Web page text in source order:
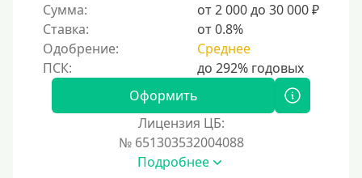
Сумма:
от 2 000 до 30 000 ₽
Ставка:
от 0.8%
Одобрение:
Среднее
Оформить
Лицензия ЦБ:
№ 651303532004088
Подробнее